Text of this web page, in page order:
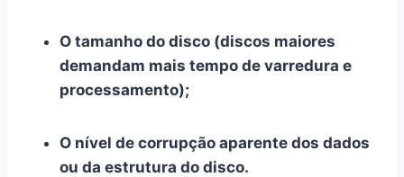
O tamanho do disco (discos maiores
demandam mais tempo de varredura e
processamento);
O nível de corrupção aparente dos dados
ou da estrutura do disco.